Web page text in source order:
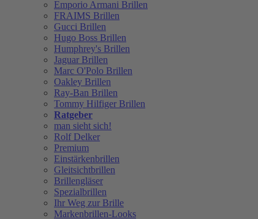
Emporio Armani Brillen
FRAIMS Brillen
Gucci Brillen
Hugo Boss Brillen
Humphrey's Brillen
Jaguar Brillen
Marc O'Polo Brillen
Oakley Brillen
Ray-Ban Brillen
Tommy Hilfiger Brillen
Ratgeber
man sieht sich!
Rolf Delker
Premium
Einstärkenbrillen
Gleitsichtbrillen
Brillengläser
Spezialbrillen
Ihr Weg zur Brille
Markenbrillen-Looks